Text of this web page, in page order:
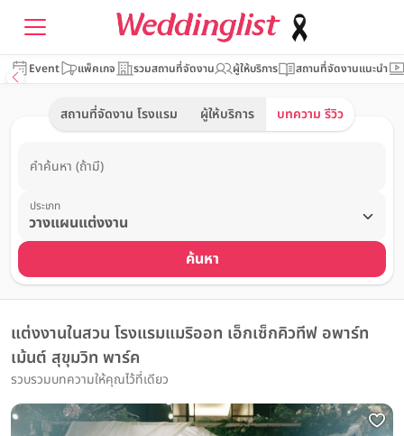
Event แพ็คเกจ รวมสถานที่จัดงาน ผู้ให้บริการ สถานที่จัดงานแนะนำ
สถานที่จัดงาน โรงแรม ผู้ให้บริการ บทความ รีวิว
คำค้นหา (ถ้ามี)
ประเภท
ค้นหา
แต่งงานในสวน โรงแรมแมริออท เอ็กเซ็กคิวทีฟ อพาร์ท
เม้นต์ สุขุมวิท พาร์ค
รวบรวมบทความให้คุณไว้ที่เดียว